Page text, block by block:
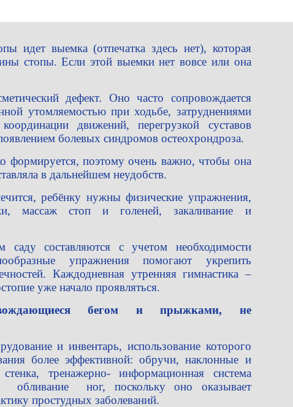
идет выемка (отпечатка здесь нет), которая
стопы. Если этой выемки нет вовсе или она
дефект. Оно часто сопровождается
утомляемостью при ходьбе, затруднениями
движений, перегрузкой суставов
болевых синдромов остеохрондроза.
формируется, поэтому очень важно, чтобы она
в дальнейшем неудобств.
ребёнку нужны физические упражнения,
массаж стоп и голеней, закаливание и
саду составляются с учетом необходимости
упражнения помогают укрепить
Каждодневная утренняя гимнастика –
уже начало проявляться.
бегом и прыжками, не
и инвентарь, использование которого
более эффективной: обручи, наклонные и
тренажерно- информационная система
обливание ног, поскольку оно оказывает
простудных заболеваний.